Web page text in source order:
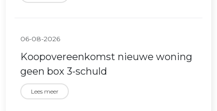
06-08-2026
Koopovereenkomst nieuwe woning
geen box 3-schuld
Lees meer